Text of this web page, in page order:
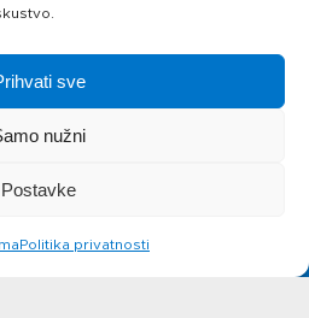
sve
nužni
Postavke
Politika privatnosti